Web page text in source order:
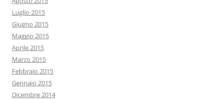
Luglio 2015
Giugno 2015
Maggio 2015
Aprile 2015
Marzo 2015
Febbraio 2015
Gennaio 2015
Dicembre 2014